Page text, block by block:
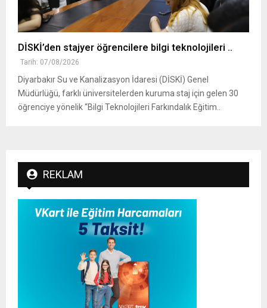
DİSKİ’den stajyer öğrencilere bilgi teknolojileri ..
Tarih: 07/08/2026
Diyarbakır Su ve Kanalizasyon İdaresi (DİSKİ) Genel
Müdürlüğü, farklı üniversitelerden kuruma staj için gelen 30
öğrenciye yönelik “Bilgi Teknolojileri Farkındalık Eğitim..
REKLAM